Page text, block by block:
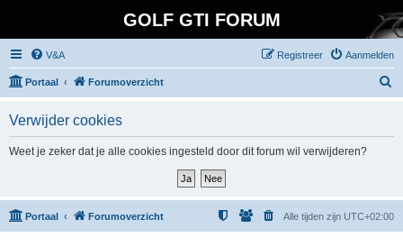
GOLF GTI FORUM
V&A Aanmelden
Registreer
Portaal Forumoverzicht
Verwijder cookies
Weet je zeker dat je alle cookies ingesteld door dit forum wil verwijderen?
Portaal Forumoverzicht Alle tijden zijn UTC+02:00